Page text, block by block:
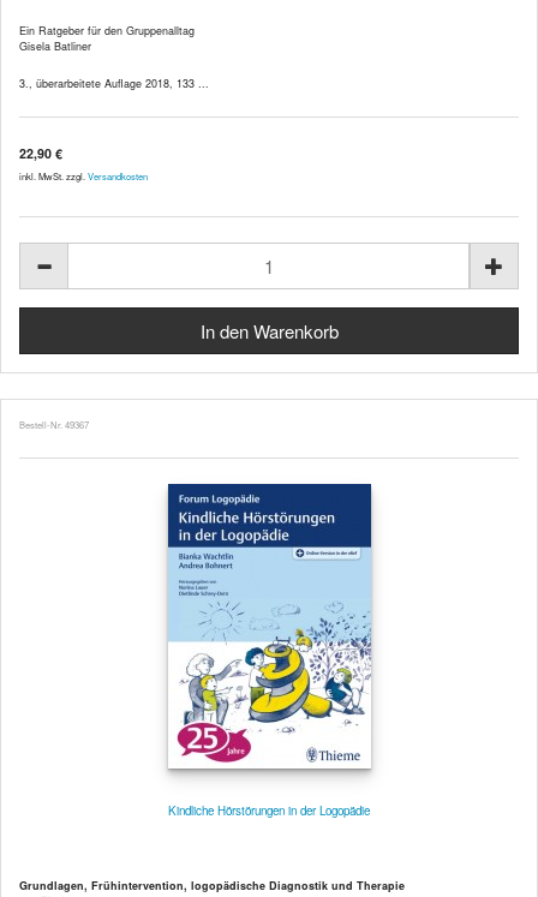
Ein Ratgeber für den Gruppenalltag
Gisela Batliner
3., überarbeitete Auflage 2018, 133 ...
22,90 €
inkl. MwSt. zzgl. Versandkosten
Bestell-Nr. 49367
Kindliche Hörstörungen in der Logopädie
Grundlagen, Frühintervention, logopädische Diagnostik und Therapie